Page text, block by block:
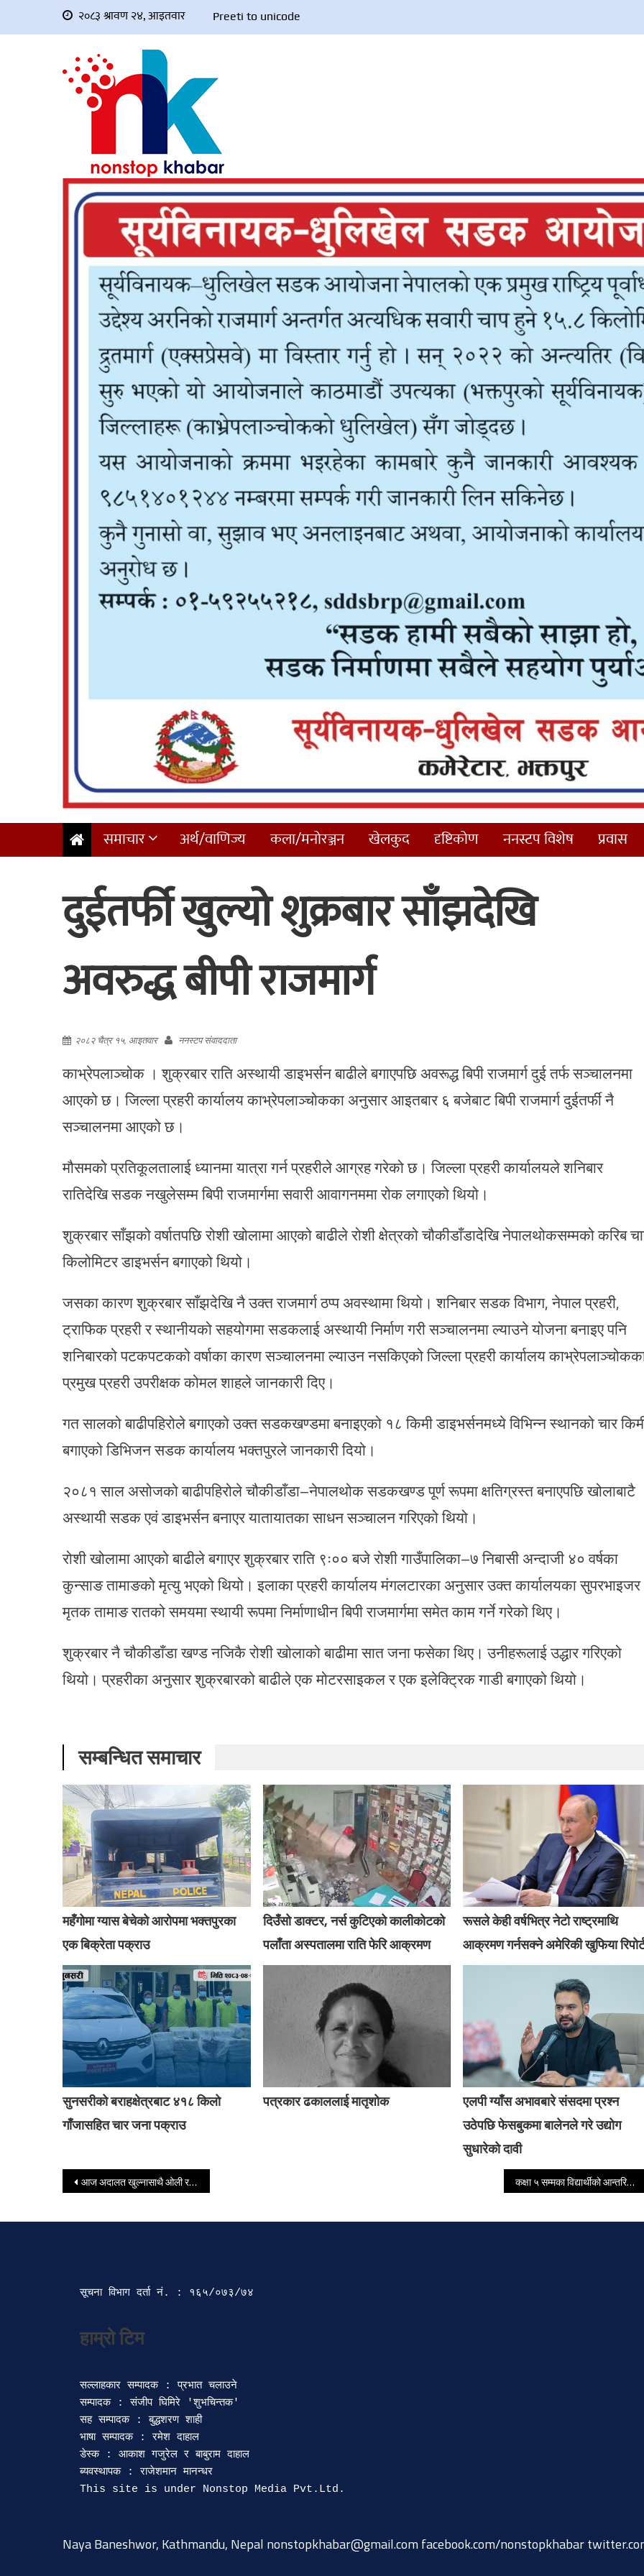
२०८३ श्रावण २४, आइतवार Preeti to unicode
समाचार अर्थ/वाणिज्य कला/मनोरञ्जन खेलकुद दृष्टिकोण ननस्टप विशेष प्रवास
दुईतर्फी खुल्यो शुक्रबार साँझदेखि
अवरुद्ध बीपी राजमार्ग
२०८२ चैत्र १५, आइतवार ननस्टप संवाददाता
काभ्रेपलाञ्चोक । शुक्रबार राति अस्थायी डाइभर्सन बाढीले बगाएपछि अवरूद्ध बिपी राजमार्ग दुई तर्फ सञ्चालनमा
आएको छ। जिल्ला प्रहरी कार्यालय काभ्रेपलाञ्चोकका अनुसार आइतबार ६ बजेबाट बिपी राजमार्ग दुईतर्फी नै
सञ्चालनमा आएको छ।
मौसमको प्रतिकूलतालाई ध्यानमा यात्रा गर्न प्रहरीले आग्रह गरेको छ। जिल्ला प्रहरी कार्यालयले शनिबार
रातिदेखि सडक नखुलेसम्म बिपी राजमार्गमा सवारी आवागनममा रोक लगाएको थियो।
शुक्रबार साँझको वर्षातपछि रोशी खोलामा आएको बाढीले रोशी क्षेत्रको चौकीडाँडादेखि नेपालथोकसम्मको करिब
किलोमिटर डाइभर्सन बगाएको थियो।
जसका कारण शुक्रबार साँझदेखि नै उक्त राजमार्ग ठप्प अवस्थामा थियो। शनिबार सडक विभाग, नेपाल प्रहरी,
ट्राफिक प्रहरी र स्थानीयको सहयोगमा सडकलाई अस्थायी निर्माण गरी सञ्चालनमा ल्याउने योजना बनाइए पनि
शनिबारको पटकपटकको वर्षाका कारण सञ्चालनमा ल्याउन नसकिएको जिल्ला प्रहरी कार्यालय
प्रमुख प्रहरी उपरीक्षक कोमल शाहले जानकारी दिए।
गत सालको बाढीपहिरोले बगाएको उक्त सडकखण्डमा बनाइएको १८ किमी डाइभर्सनमध्ये विभिन्न स्थानको चार
बगाएको डिभिजन सडक कार्यालय भक्तपुरले जानकारी दियो।
२०८१ साल असोजको बाढीपहिरोले चौकीडाँडा–नेपालथोक सडकखण्ड पूर्ण रूपमा क्षतिग्रस्त बनाएपछि खोलाबाटै
अस्थायी सडक एवं डाइभर्सन बनाएर यातायातका साधन सञ्चालन गरिएको थियो।
रोशी खोलामा आएको बाढीले बगाएर शुक्रबार राति ९ः०० बजे रोशी गाउँपालिका–७ निबासी अन्दाजी ४० वर्षका
कुन्साङ तामाङको मृत्यु भएको थियो। इलाका प्रहरी कार्यालय मंगलटारका अनुसार उक्त कार्यालयका सुपरभाइजर
मृतक तामाङ रातको समयमा स्थायी रूपमा निर्माणाधीन बिपी राजमार्गमा समेत काम गर्ने गरेको थिए।
शुक्रबार नै चौकीडाँडा खण्ड नजिकै रोशी खोलाको बाढीमा सात जना फसेका थिए। उनीहरूलाई उद्धार गरिएको
थियो। प्रहरीका अनुसार शुक्रबारको बाढीले एक मोटरसाइकल र एक इलेक्ट्रिक गाडी बगाएको थियो।
सम्बन्धित समाचार
महँगोमा ग्यास बेचेको आरोपमा भक्तपुरका
एक बिक्रेता पक्राउ
दिउँसो डाक्टर, नर्स कुटिएको कालीकोटको
पलाँता अस्पतालमा राति फेरि आक्रमण
रूसले केही वर्षभित्र नेटो राष्ट्रमाथि
आक्रमण गर्नसक्ने अमेरिकी खुफिया
सुनसरीको बराहक्षेत्रबाट ४१८ किलो
गाँजासहित चार जना पक्राउ
पत्रकार ढकाललाई मातृशोक
एलपी ग्याँस अभावबारे संसदमा प्रश्न
उठेपछि फेसबुकमा बालेनले गरे उद्योग
सुधारेको दावी
Post navigation
आज अदालत खुल्नासाथै ओली र लेखकलाई उपस्थित गराइँदै कक्षा ५ सम्मका विद्यार्थीको आन्तरिक परीक्षा बन्द गर्ने सरकारको घोषणा
सूचना विभाग दर्ता‍ नं. : १६५/०७३/७४
हाम्रो टिम
सल्लाहकार सम्पादक : प्रभात चलाउने
सम्पादक : संजीप घिमिरे 'शुभचिन्तक'
सह सम्पादक : बुद्धशरण शाही
भाषा सम्पादक : रमेश दाहाल
डेस्क : आकाश गजुरेल र बाबुराम दाहाल
ब्यवस्थापक : राजेशमान मानन्धर
Naya Baneshwor, Kathmandu, Nepal nonstopkhabar@gmail.com facebook.com/nonstopkhabar